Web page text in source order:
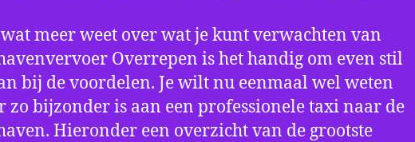
meer weet over wat je kunt verwachten van
Overrepen is het handig om even stil
bij de voordelen. Je wilt nu eenmaal wel weten
zo bijzonder is aan een professionele taxi naar de
Hieronder een overzicht van de grootste